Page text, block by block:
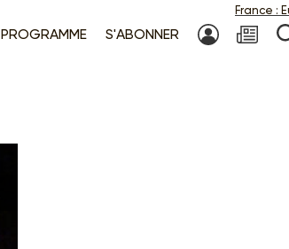
PROGRAMME S'ABONNER MON COMPTE
France :